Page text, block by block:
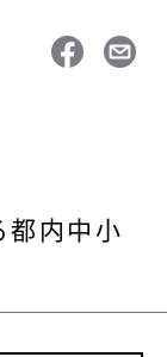
内中小